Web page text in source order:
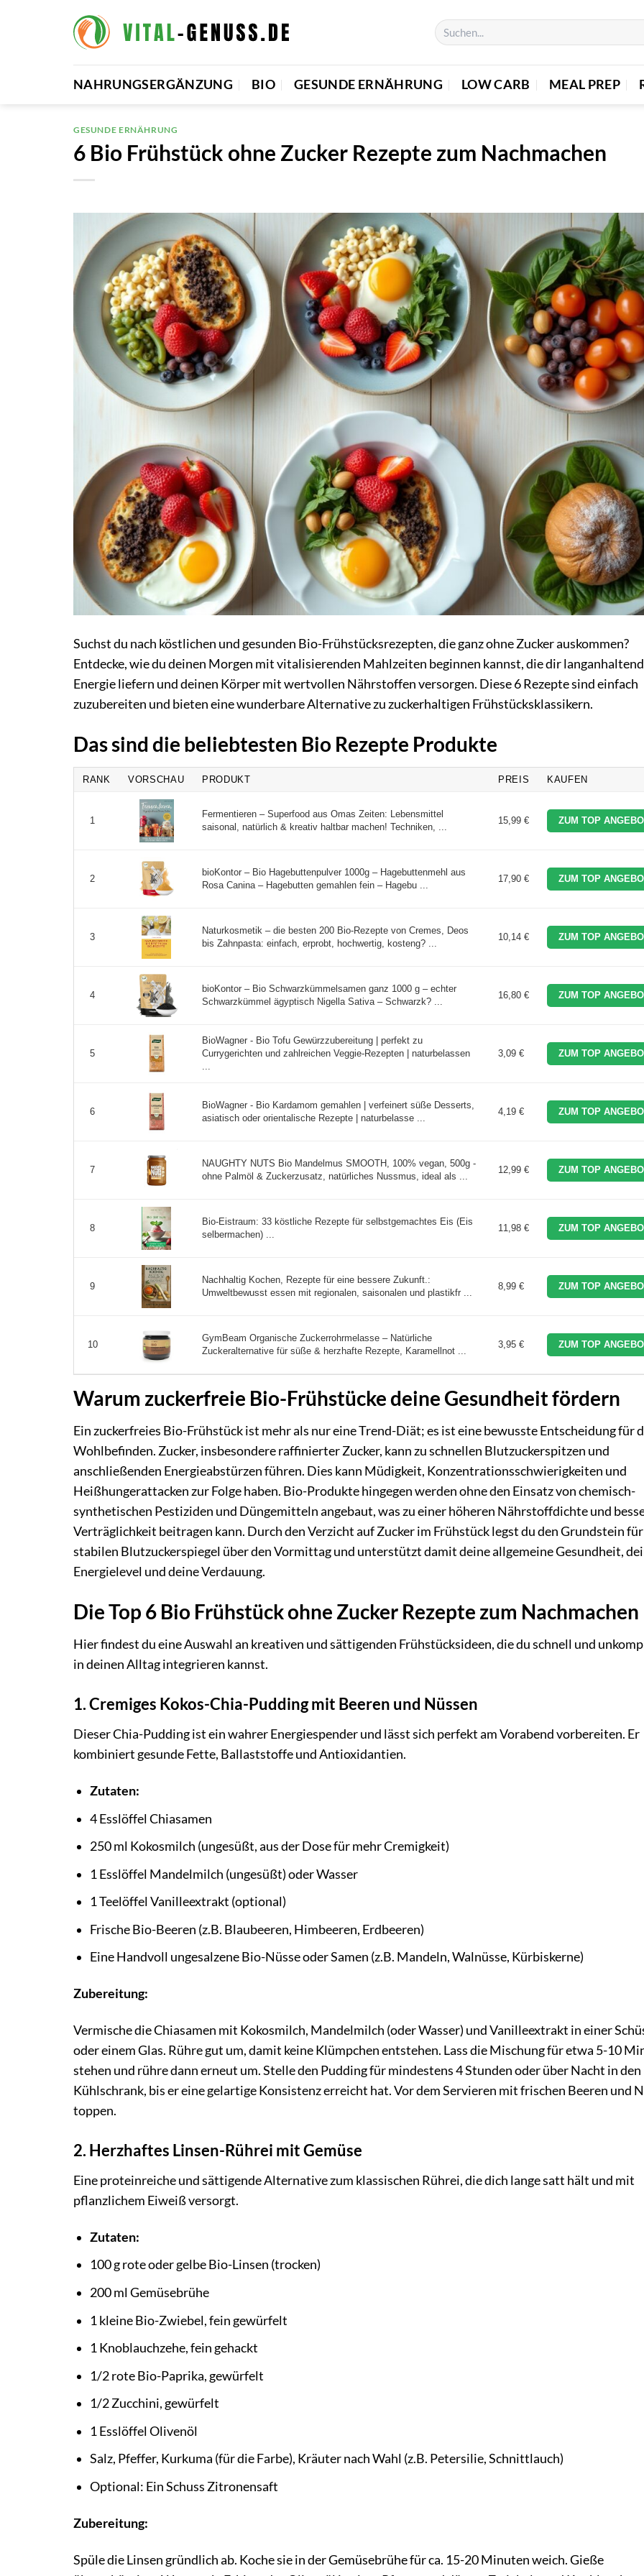
NAHRUNGSERGÄNZUNG BIO GESUNDE ERNÄHRUNG LOW CARB MEAL PREP
GESUNDE ERNÄHRUNG
6 Bio Frühstück ohne Zucker Rezepte zum Nachmachen
Suchst du nach köstlichen und gesunden Bio-Frühstücksrezepten, die ganz ohne Zucker auskommen?
Entdecke, wie du deinen Morgen mit vitalisierenden Mahlzeiten beginnen kannst, die dir
Energie liefern und deinen Körper mit wertvollen Nährstoffen versorgen. Diese 6 Rezepte sind einfach
zuzubereiten und bieten eine wunderbare Alternative zu zuckerhaltigen Frühstücksklassikern.
Das sind die beliebtesten Bio Rezepte Produkte
RANK VORSCHAU PRODUKT PREIS KAUFEN
1
Fermentieren – Superfood aus Omas Zeiten: Lebensmittel
saisonal, natürlich & kreativ haltbar machen! Techniken, ...
15,99 € ZUM TOP
2
bioKontor – Bio Hagebuttenpulver 1000g – Hagebuttenmehl aus
Rosa Canina – Hagebutten gemahlen fein – Hagebu ...
17,90 € ZUM TOP
3
Naturkosmetik – die besten 200 Bio-Rezepte von Cremes, Deos
bis Zahnpasta: einfach, erprobt, hochwertig, kosteng? ...
10,14 € ZUM TOP
4
bioKontor – Bio Schwarzkümmelsamen ganz 1000 g – echter
Schwarzkümmel ägyptisch Nigella Sativa – Schwarzk? ...
16,80 € ZUM TOP
5
BioWagner - Bio Tofu Gewürzzubereitung | perfekt zu
Currygerichten und zahlreichen Veggie-Rezepten | naturbelassen
...
3,09 € ZUM TOP
6
BioWagner - Bio Kardamom gemahlen | verfeinert süße Desserts,
asiatisch oder orientalische Rezepte | naturbelasse ...
4,19 € ZUM TOP
7
NAUGHTY NUTS Bio Mandelmus SMOOTH, 100% vegan, 500g -
ohne Palmöl & Zuckerzusatz, natürliches Nussmus, ideal als ...
12,99 € ZUM TOP
8
Bio-Eistraum: 33 köstliche Rezepte für selbstgemachtes Eis (Eis
selbermachen) ...
11,98 € ZUM TOP
9
Nachhaltig Kochen, Rezepte für eine bessere Zukunft.:
Umweltbewusst essen mit regionalen, saisonalen und plastikfr ...
8,99 € ZUM TOP
10
GymBeam Organische Zuckerrohrmelasse – Natürliche
Zuckeralternative für süße & herzhafte Rezepte, Karamellnot ...
3,95 € ZUM TOP
Warum zuckerfreie Bio-Frühstücke deine Gesundheit fördern
Ein zuckerfreies Bio-Frühstück ist mehr als nur eine Trend-Diät; es ist eine bewusste Entscheidung für
Wohlbefinden. Zucker, insbesondere raffinierter Zucker, kann zu schnellen Blutzuckerspitzen und
anschließenden Energieabstürzen führen. Dies kann Müdigkeit, Konzentrationsschwierigkeiten und
Heißhungerattacken zur Folge haben. Bio-Produkte hingegen werden ohne den Einsatz von chemisch-
synthetischen Pestiziden und Düngemitteln angebaut, was zu einer höheren Nährstoffdichte und
Verträglichkeit beitragen kann. Durch den Verzicht auf Zucker im Frühstück legst du den Grundstein
stabilen Blutzuckerspiegel über den Vormittag und unterstützt damit deine allgemeine Gesundheit,
Energielevel und deine Verdauung.
Die Top 6 Bio Frühstück ohne Zucker Rezepte zum Nachmachen
Hier findest du eine Auswahl an kreativen und sättigenden Frühstücksideen, die du schnell und
in deinen Alltag integrieren kannst.
1. Cremiges Kokos-Chia-Pudding mit Beeren und Nüssen
Dieser Chia-Pudding ist ein wahrer Energiespender und lässt sich perfekt am Vorabend vorbereiten. Er
kombiniert gesunde Fette, Ballaststoffe und Antioxidantien.
Zutaten:
4 Esslöffel Chiasamen
250 ml Kokosmilch (ungesüßt, aus der Dose für mehr Cremigkeit)
1 Esslöffel Mandelmilch (ungesüßt) oder Wasser
1 Teelöffel Vanilleextrakt (optional)
Frische Bio-Beeren (z.B. Blaubeeren, Himbeeren, Erdbeeren)
Eine Handvoll ungesalzene Bio-Nüsse oder Samen (z.B. Mandeln, Walnüsse, Kürbiskerne)
Zubereitung:
Vermische die Chiasamen mit Kokosmilch, Mandelmilch (oder Wasser) und Vanilleextrakt in einer
oder einem Glas. Rühre gut um, damit keine Klümpchen entstehen. Lass die Mischung für etwa 5-10
stehen und rühre dann erneut um. Stelle den Pudding für mindestens 4 Stunden oder über Nacht in den
Kühlschrank, bis er eine gelartige Konsistenz erreicht hat. Vor dem Servieren mit frischen Beeren und
toppen.
2. Herzhaftes Linsen-Rührei mit Gemüse
Eine proteinreiche und sättigende Alternative zum klassischen Rührei, die dich lange satt hält und mit
pflanzlichem Eiweiß versorgt.
Zutaten:
100 g rote oder gelbe Bio-Linsen (trocken)
200 ml Gemüsebrühe
1 kleine Bio-Zwiebel, fein gewürfelt
1 Knoblauchzehe, fein gehackt
1/2 rote Bio-Paprika, gewürfelt
1/2 Zucchini, gewürfelt
1 Esslöffel Olivenöl
Salz, Pfeffer, Kurkuma (für die Farbe), Kräuter nach Wahl (z.B. Petersilie, Schnittlauch)
Optional: Ein Schuss Zitronensaft
Zubereitung:
Spüle die Linsen gründlich ab. Koche sie in der Gemüsebrühe für ca. 15-20 Minuten weich. Gieße